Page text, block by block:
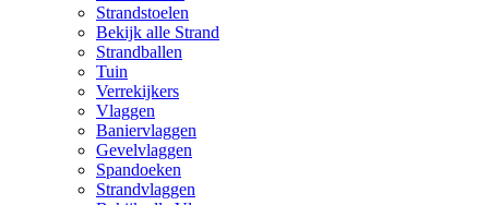
Strandstoelen
Bekijk alle Strand
Strandballen
Tuin
Verrekijkers
Vlaggen
Baniervlaggen
Gevelvlaggen
Spandoeken
Strandvlaggen